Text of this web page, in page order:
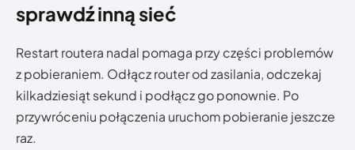
sprawdź inną sieć
Restart routera nadal pomaga przy części problemów
z pobieraniem. Odłącz router od zasilania, odczekaj
kilkadziesiąt sekund i podłącz go ponownie. Po
przywróceniu połączenia uruchom pobieranie jeszcze
raz.